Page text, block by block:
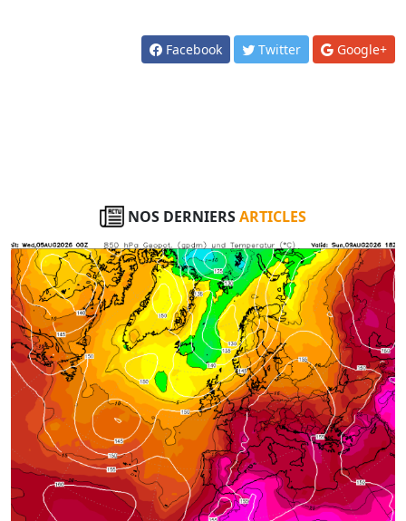
Facebook Twitter Google+
NOS DERNIERSARTICLES